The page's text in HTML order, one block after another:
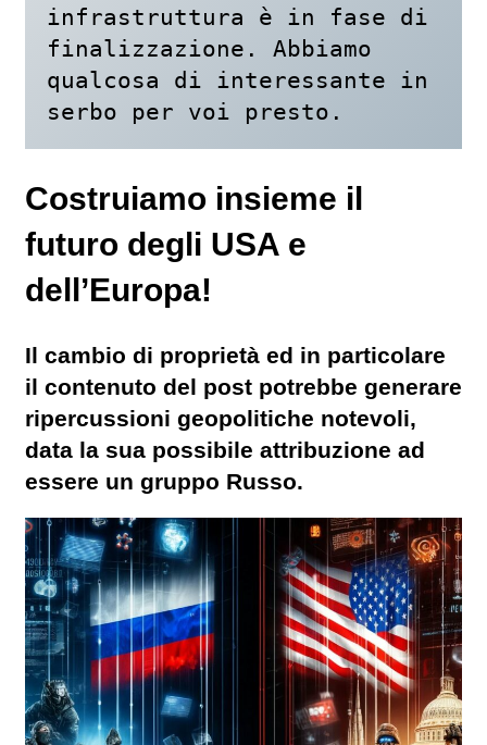
infrastruttura è in fase di
finalizzazione. Abbiamo
qualcosa di interessante in
serbo per voi presto.
Costruiamo insieme il
futuro degli USA e
dell’Europa!
Il cambio di proprietà ed in particolare
il contenuto del post potrebbe generare
ripercussioni geopolitiche notevoli,
data la sua possibile attribuzione ad
essere un gruppo Russo.